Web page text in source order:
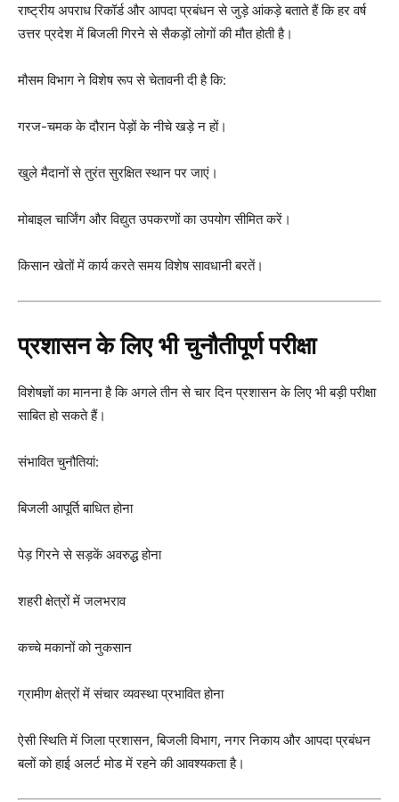
राष्ट्रीय अपराध रिकॉर्ड और आपदा प्रबंधन से जुड़े आंकड़े बताते हैं कि हर वर्ष
उत्तर प्रदेश में बिजली गिरने से सैकड़ों लोगों की मौत होती है।
मौसम विभाग ने विशेष रूप से चेतावनी दी है कि:
गरज-चमक के दौरान पेड़ों के नीचे खड़े न हों।
खुले मैदानों से तुरंत सुरक्षित स्थान पर जाएं।
मोबाइल चार्जिंग और विद्युत उपकरणों का उपयोग सीमित करें।
किसान खेतों में कार्य करते समय विशेष सावधानी बरतें।
प्रशासन के लिए भी चुनौतीपूर्ण परीक्षा
विशेषज्ञों का मानना है कि अगले तीन से चार दिन प्रशासन के लिए भी बड़ी परीक्षा
साबित हो सकते हैं।
संभावित चुनौतियां:
बिजली आपूर्ति बाधित होना
पेड़ गिरने से सड़कें अवरुद्ध होना
शहरी क्षेत्रों में जलभराव
कच्चे मकानों को नुकसान
ग्रामीण क्षेत्रों में संचार व्यवस्था प्रभावित होना
ऐसी स्थिति में जिला प्रशासन, बिजली विभाग, नगर निकाय और आपदा प्रबंधन
बलों को हाई अलर्ट मोड में रहने की आवश्यकता है।